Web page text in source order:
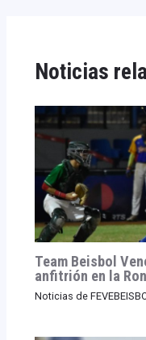
Noticias
Team Beisbol
anfitrión en la
Noticias de